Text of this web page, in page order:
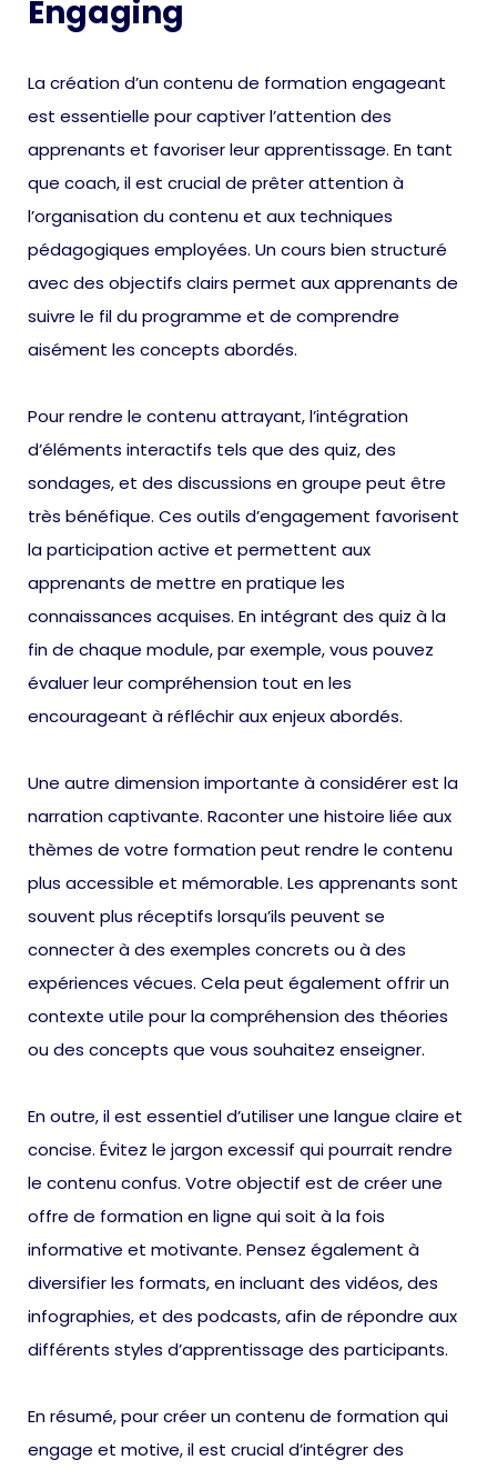
Engaging
La création d’un contenu de formation engageant
est essentielle pour captiver l’attention des
apprenants et favoriser leur apprentissage. En tant
que coach, il est crucial de prêter attention à
l’organisation du contenu et aux techniques
pédagogiques employées. Un cours bien structuré
avec des objectifs clairs permet aux apprenants de
suivre le fil du programme et de comprendre
aisément les concepts abordés.
Pour rendre le contenu attrayant, l’intégration
d’éléments interactifs tels que des quiz, des
sondages, et des discussions en groupe peut être
très bénéfique. Ces outils d’engagement favorisent
la participation active et permettent aux
apprenants de mettre en pratique les
connaissances acquises. En intégrant des quiz à la
fin de chaque module, par exemple, vous pouvez
évaluer leur compréhension tout en les
encourageant à réfléchir aux enjeux abordés.
Une autre dimension importante à considérer est la
narration captivante. Raconter une histoire liée aux
thèmes de votre formation peut rendre le contenu
plus accessible et mémorable. Les apprenants sont
souvent plus réceptifs lorsqu’ils peuvent se
connecter à des exemples concrets ou à des
expériences vécues. Cela peut également offrir un
contexte utile pour la compréhension des théories
ou des concepts que vous souhaitez enseigner.
En outre, il est essentiel d’utiliser une langue claire et
concise. Évitez le jargon excessif qui pourrait rendre
le contenu confus. Votre objectif est de créer une
offre de formation en ligne qui soit à la fois
informative et motivante. Pensez également à
diversifier les formats, en incluant des vidéos, des
infographies, et des podcasts, afin de répondre aux
différents styles d’apprentissage des participants.
En résumé, pour créer un contenu de formation qui
engage et motive, il est crucial d’intégrer des